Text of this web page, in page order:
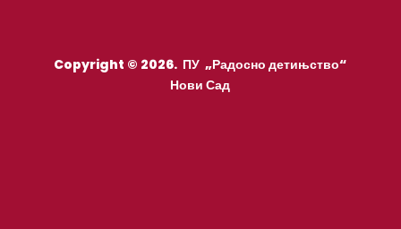
Copyright © 2026. ПУ „Радосно детињство“
Нови Сад